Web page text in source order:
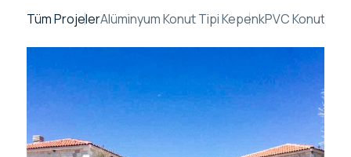
Tüm ProjelerAlüminyum Konut Tipi KepenkPVC Konut